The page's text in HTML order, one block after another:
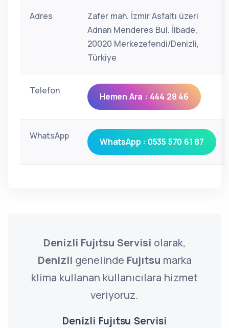
Adres
Zafer mah. İzmir Asfaltı üzeri
Adnan Menderes Bul. İlbade,
20020 Merkezefendi/Denizli,
Türkiye
Telefon
Hemen Ara : 444 28 46
WhatsApp
WhatsApp : 0535 570 61 87
Denizli Fujıtsu Servisi olarak,
Denizli genelinde Fujıtsu marka
klima kullanan kullanıcılara hizmet
veriyoruz.
Denizli Fujıtsu Servisi